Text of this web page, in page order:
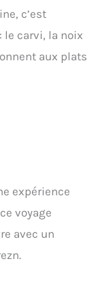
c’est
le carvi, la noix
aux plats
expérience
voyage
avec un